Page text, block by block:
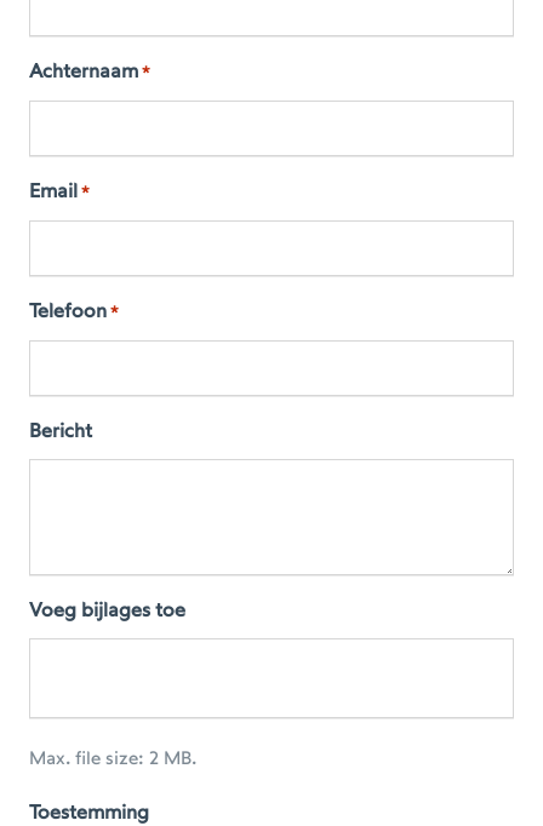
Achternaam *
Email *
Telefoon *
Bericht
Voeg bijlages toe
Max. file size: 2 MB.
Toestemming